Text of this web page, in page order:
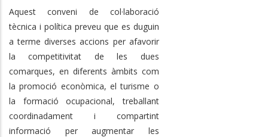
Aquest conveni de col·laboració
tècnica i política preveu que es duguin
a terme diverses accions per afavorir
la competitivitat de les dues
comarques, en diferents àmbits com
la promoció econòmica, el turisme o
la formació ocupacional, treballant
coordinadament i compartint
informació per augmentar les